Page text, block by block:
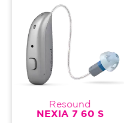
Resound
NEXIA 7 60 S